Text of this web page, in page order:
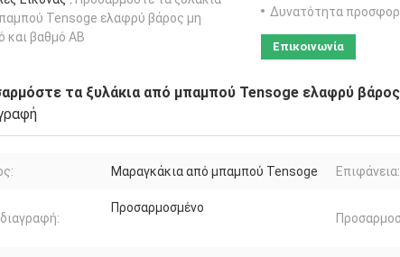
Tensoge ελαφρύ βάρος μη
και βαθμό AB
Δυνατότητα
Επικοινωνία
τα ξυλάκια από μπαμπού Tensoge ελαφρύ
Μαραγκάκια από μπαμπού Tensoge Επιφάνεια:
Προσαρμοσμένο